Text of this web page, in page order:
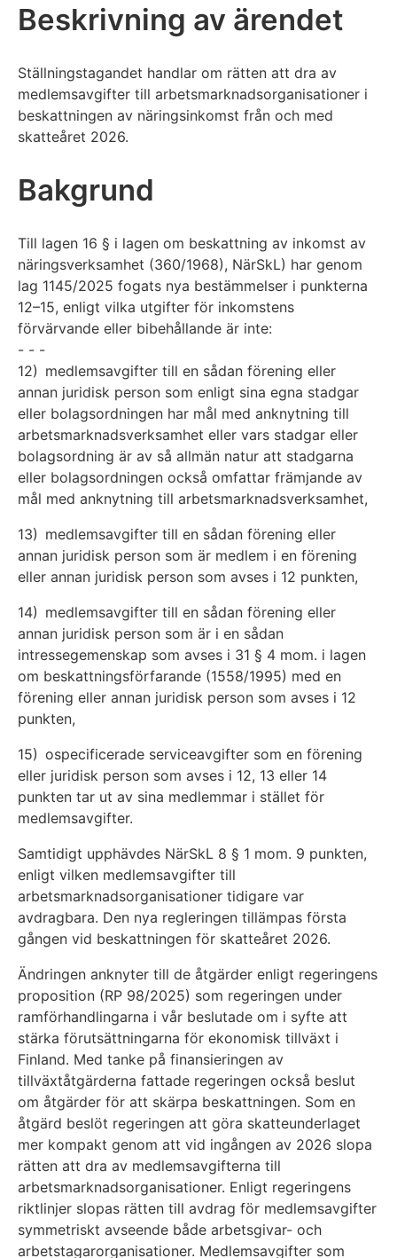
Beskrivning av ärendet
Ställningstagandet handlar om rätten att dra av
medlemsavgifter till arbetsmarknadsorganisationer i
beskattningen av näringsinkomst från och med
skatteåret 2026.
Bakgrund
Till lagen 16 § i lagen om beskattning av inkomst av
näringsverksamhet (360/1968), NärSkL) har genom
lag 1145/2025 fogats nya bestämmelser i punkterna
12–15, enligt vilka utgifter för inkomstens
förvärvande eller bibehållande är inte:
- - -
12) medlemsavgifter till en sådan förening eller
annan juridisk person som enligt sina egna stadgar
eller bolagsordningen har mål med anknytning till
arbetsmarknadsverksamhet eller vars stadgar eller
bolagsordning är av så allmän natur att stadgarna
eller bolagsordningen också omfattar främjande av
mål med anknytning till arbetsmarknadsverksamhet,
13) medlemsavgifter till en sådan förening eller
annan juridisk person som är medlem i en förening
eller annan juridisk person som avses i 12 punkten,
14) medlemsavgifter till en sådan förening eller
annan juridisk person som är i en sådan
intressegemenskap som avses i 31 § 4 mom. i lagen
om beskattningsförfarande (1558/1995) med en
förening eller annan juridisk person som avses i 12
punkten,
15) ospecificerade serviceavgifter som en förening
eller juridisk person som avses i 12, 13 eller 14
punkten tar ut av sina medlemmar i stället för
medlemsavgifter.
Samtidigt upphävdes NärSkL 8 § 1 mom. 9 punkten,
enligt vilken medlemsavgifter till
arbetsmarknadsorganisationer tidigare var
avdragbara. Den nya regleringen tillämpas första
gången vid beskattningen för skatteåret 2026.
Ändringen anknyter till de åtgärder enligt regeringens
proposition (RP 98/2025) som regeringen under
ramförhandlingarna i vår beslutade om i syfte att
stärka förutsättningarna för ekonomisk tillväxt i
Finland. Med tanke på finansieringen av
tillväxtåtgärderna fattade regeringen också beslut
om åtgärder för att skärpa beskattningen. Som en
åtgärd beslöt regeringen att göra skatteunderlaget
mer kompakt genom att vid ingången av 2026 slopa
rätten att dra av medlemsavgifterna till
arbetsmarknadsorganisationer. Enligt regeringens
riktlinjer slopas rätten till avdrag för medlemsavgifter
symmetriskt avseende både arbetsgivar- och
arbetstagarorganisationer. Medlemsavgifter som